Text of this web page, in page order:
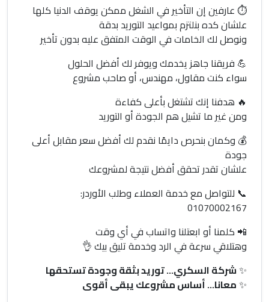
⏱️ عارفين إن التأخير في الشغل ممكن يوقف الدنيا كلها
علشان كده بنلتزم بمواعيد التوريد بدقة
ونوصل لك الخامات في الوقت المتفق عليه بدون تأخير
💪 فريقنا جاهز يخدمك ويوفر لك أفضل الحلول
سواء كنت مقاول، مهندس، أو صاحب مشروع
🔥 هدفنا إنك تشتغل بأعلى كفاءة
ومن غير ما تشيل هم الجودة أو التوريد
💰 وكمان بنحرص دايمًا نقدم لك أفضل سعر مقابل أعلى
جودة
علشان تقدر تحقق أفضل نتيجة لمشروعك
📞 للتواصل مع خدمة العملاء وطلب الأوردر:
01070002167
📲 كلمنا أو ابعتلنا واتساب في أي وقت
وهتلاقي سرعة في الرد وخدمة تليق بيك 👌
✨شركة السكري… توريد بثقة وجودة تستحقها
✨معانا… أساس مشروعك يبقى أقوى